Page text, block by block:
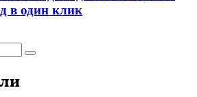
в один клик